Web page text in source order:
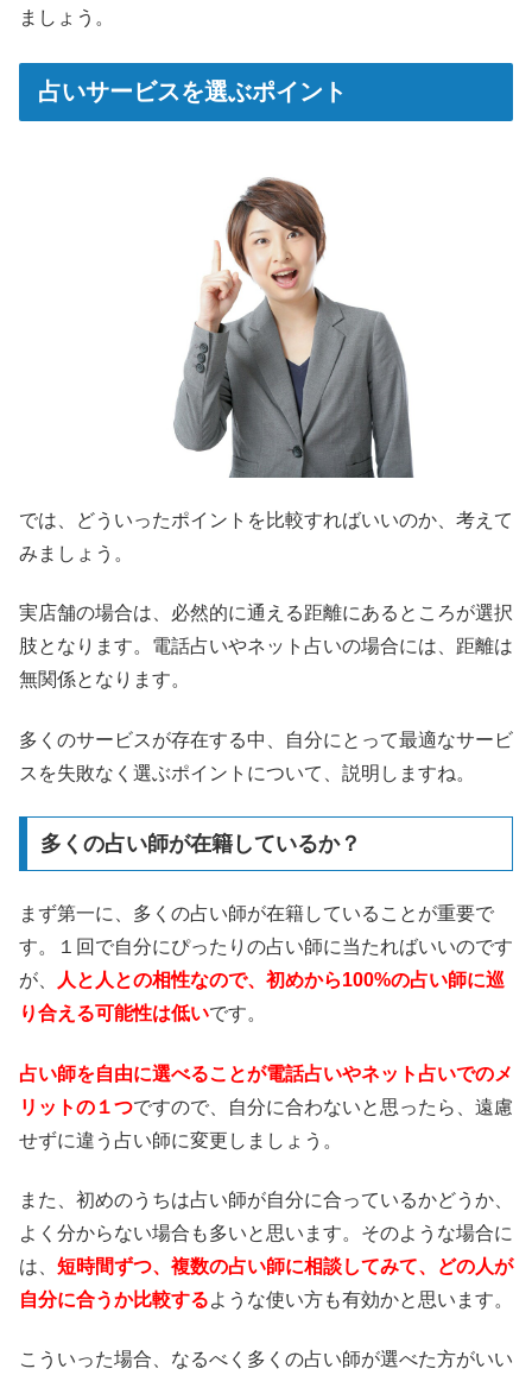
ましょう。
占いサービスを選ぶポイント
では、どういったポイントを比較すればいいのか、考えて
みましょう。
実店舗の場合は、必然的に通える距離にあるところが選択
肢となります。電話占いやネット占いの場合には、距離は
無関係となります。
多くのサービスが存在する中、自分にとって最適なサービ
スを失敗なく選ぶポイントについて、説明しますね。
多くの占い師が在籍しているか？
まず第一に、多くの占い師が在籍していることが重要で
す。１回で自分にぴったりの占い師に当たればいいのです
が、
人と人との相性なので、初めから100%の占い師に巡
り合える可能性は低いです。
占い師を自由に選べることが電話占いやネット占いでのメ
リットの１つですので、自分に合わないと思ったら、遠慮
せずに違う占い師に変更しましょう。
また、初めのうちは占い師が自分に合っているかどうか、
よく分からない場合も多いと思います。そのような場合に
は、 短時間ずつ、複数の占い師に相談してみて、どの人が
自分に合うか比較するような使い方も有効かと思います。
こういった場合、なるべく多くの占い師が選べた方がいい